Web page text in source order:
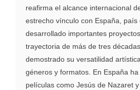
reafirma el alcance internacional
estrecho vínculo con España, país
desarrollado importantes
trayectoria de más de tres
demostrado su versatilidad
géneros y formatos. En España
películas como Jesús de Nazaret